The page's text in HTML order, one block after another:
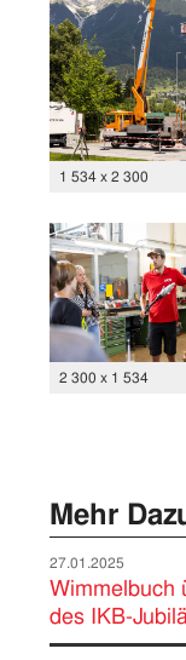
1 534 x 2 300
2 300 x 1 534
Mehr
27.01.2025
Wimmelbuch
des IKB-